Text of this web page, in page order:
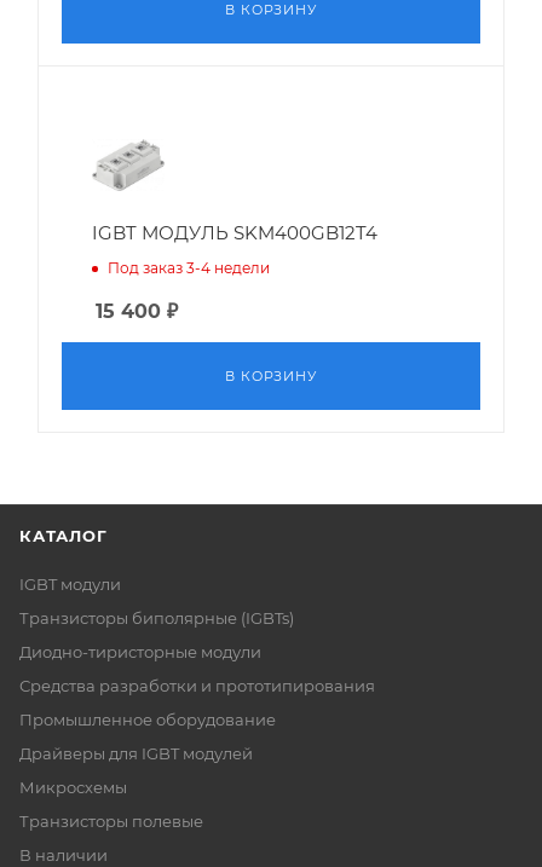
В КОРЗИНУ
IGBT МОДУЛЬ SKM400GB12T4
Под заказ 3-4 недели
15 400 ₽
В КОРЗИНУ
КАТАЛОГ
IGBT модули
Транзисторы биполярные (IGBTs)
Диодно-тиристорные модули
Средства разработки и прототипирования
Промышленное оборудование
Драйверы для IGBT модулей
Микросхемы
Транзисторы полевые
В наличии